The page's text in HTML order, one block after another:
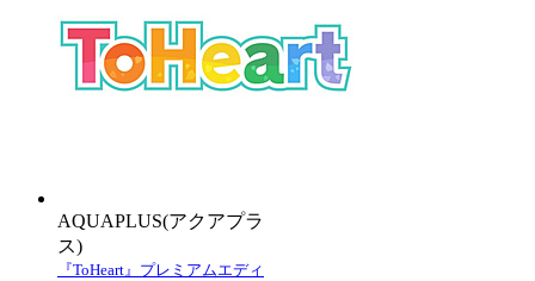
AQUAPLUS(アクアプラ
ス)
『ToHeart』プレミアムエディ